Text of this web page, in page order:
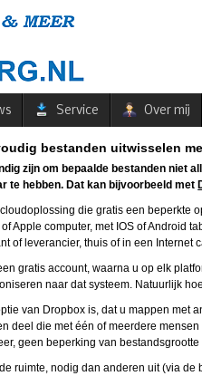
Service Over mij
bestanden uitwisselen
zijn om bepaalde bestanden niet
te hebben. Dat kan bijvoorbeeld met
die gratis een beperkte
Apple computer, met IOS of Android
of leverancier, thuis of in een Internet
gratis account, waarna u op elk
naar dat systeem. Natuurlijk
van Dropbox is, dat u mappen met
deel die met één of meerdere
geen beperking van
ruimte, nodig dan anderen uit (via